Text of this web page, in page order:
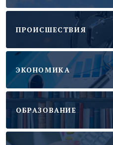
ПРОИСШЕСТВИЯ
ЭКОНОМИКА
ОБРАЗОВАНИЕ